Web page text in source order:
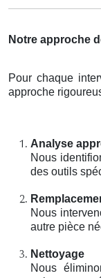
Notre approche
Pour chaque
approche
Analyse
Nous
des outils
Nous
autre pièce
Nettoyage
Nous